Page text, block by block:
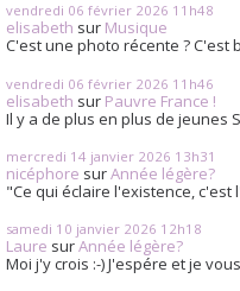
vendredi 06 février 2026 11h48
elisabeth sur Musique
C'est une photo récente ? C'est
vendredi 06 février 2026 11h46
elisabeth sur Pauvre France !
Il y a de plus en plus de jeunes
mercredi 14 janvier 2026 13h31
nicéphore surAnnée légère?
"Ce qui éclaire l'existence, c'est
samedi 10 janvier 2026 12h18
Laure surAnnée légère?
Moi j'y crois :-) J'espére et je